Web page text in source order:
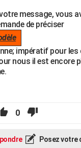
message, vous
de préciser
impératif pour
nous il est encore
0
Posez votre